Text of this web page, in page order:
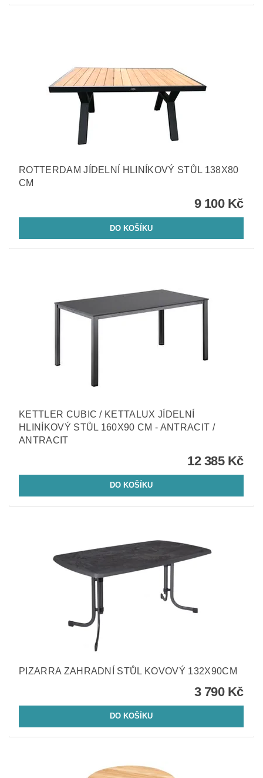
ROTTERDAM JÍDELNÍ HLINÍKOVÝ STŮL 138X80
CM
9 100 Kč
KETTLER CUBIC / KETTALUX JÍDELNÍ
HLINÍKOVÝ STŮL 160X90 CM - ANTRACIT /
ANTRACIT
12 385 Kč
PIZARRA ZAHRADNÍ STŮL KOVOVÝ 132X90CM
3 790 Kč